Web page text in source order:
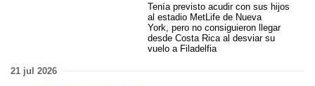
Tenía previsto acudir con sus hijos
al estadio MetLife de Nueva
York, pero no consiguieron llegar
desde Costa Rica al desviar su
vuelo a Filadelfia
21 jul 2026